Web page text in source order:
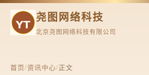
尧图网络科技
北京尧图网络科技有限公司
首页/资讯中心/正文